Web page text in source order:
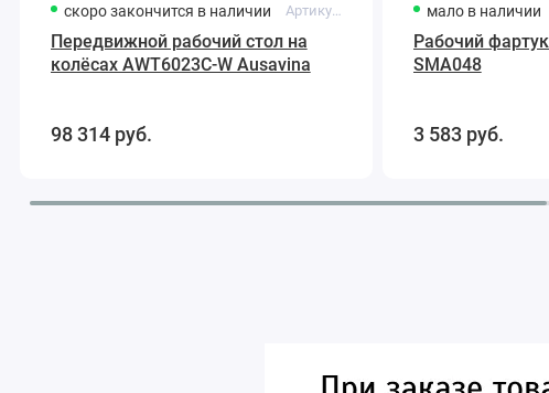
скоро закончится в наличии AWT6023C-W
Передвижной рабочий стол на
колёсах AWT6023C-W Ausavina
98 314 руб.
мало в наличии
Рабочий
SMA048
3 583 руб.